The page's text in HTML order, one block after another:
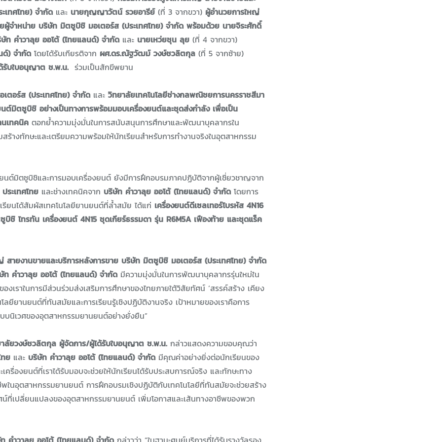
เทศไทย) จำกัด และ นายกุญญาวัตน์ รวยอารีย์ (ที่ 3 จากขวา) ผู้อำนวยการใหญ่
ผู้จำหน่าย บริษัท มิตซูบิชิ มอเตอร์ส (ประเทศไทย) จำกัด พร้อมด้วย นายจิระศักดิ์
ท คำวาลุย ออโต้ (ไทยแลนด์) จำกัด และนายเหว่ยชุน ลุย (ที่ 4 จากขวา)
ด์) จำกัด โดยได้รับเกียรติจาก ผศ.ดร.ณัฐวัฒม์ วงษ์ชวลิตกุล(ที่ 5 จากซ้าย)
รับใบอนุญาต ช.พ.น. ร่วมเป็นสักขีพยาน
ตอร์ส (ประเทศไทย) จำกัดและ วิทยาลัยเทคโนโลยีช่างกลพณิชยการนครราชสีมา
ต์มิตซูบิชิ อย่างเป็นทางการพร้อมมอบเครื่องยนต์และชุดส่งกำลัง เพื่อเป็น
เทคนิค ตอกย้ำความมุ่งมั่นในการสนับสนุนการศึกษาและพัฒนาบุคลากรใน
างทักษะและเตรียมความพร้อมให้นักเรียนสำหรับการทำงานจริงในอุตสาหกรรม
ยนต์มิตซูบิชิและการมอบเครื่องยนต์ ยังมีการฝึกอบรมภาคปฏิบัติจากผู้เชี่ยวชาญจาก
ะเทศไทยและช่างเทคนิคจาก บริษัท คำวาลุย ออโต้ (ไทยแลนด์) จำกัดโดยการ
ยนได้สัมผัสเทคโนโลยียานยนต์ที่ล้ำสมัย ได้แก่ เครื่องยนต์ดีเซลเทอร์โบรหัส 4N16
ชิ ไทรทัน เครื่องยนต์ 4N15 ชุดเกียร์ธรรมดา รุ่น R6M5A เฟืองท้าย และชุดแร็ค
สายงานขายและบริการหลังการขาย บริษัท มิตซูบิชิ มอเตอร์ส (ประเทศไทย) จำกัด
ท คำวาลุย ออโต้ (ไทยแลนด์) จำกัดมีความมุ่งมั่นในการพัฒนาบุคลากรรุ่นใหม่ใน
เราในการมีส่วนร่วมส่งเสริมการศึกษาของไทยภายใต้วิสัยทัศน์ ‘สรรค์สร้าง เคียง
ลยียานยนต์ที่ทันสมัยและการเรียนรู้เชิงปฏิบัติงานจริง เป้าหมายของเราคือการ
นิเวศของอุตสาหกรรมยานยนต์อย่างยั่งยืน”
ยวงษ์ชวลิตกุล ผู้จัดการ/ผู้ได้รับใบอนุญาต ช.พ.น. กล่าวแสดงความขอบคุณว่า
ยและ บริษัท คำวาลุย ออโต้ (ไทยแลนด์) จำกัด มีคุณค่าอย่างยิ่งต่อนักเรียนของ
ครื่องยนต์ที่เราได้รับมอบจะช่วยให้นักเรียนได้รับประสบการณ์จริง และทักษะทาง
พในอุตสาหกรรมยานยนต์ การฝึกอบรมเชิงปฏิบัติกับเทคโนโลยีที่ทันสมัยจะช่วยสร้าง
ที่เปลี่ยนแปลงของอุตสาหกรรมยานยนต์ เพิ่มโอกาสและเส้นทางอาชีพของพวก